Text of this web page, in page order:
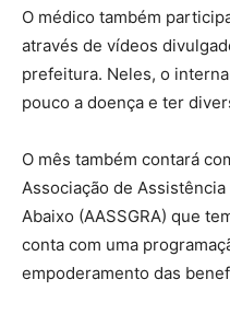
O médico também
através de vídeos
prefeitura. Neles, o
pouco a doença e ter
O mês também contará
Associação de
Abaixo (AASSGRA) que
conta com uma
empoderamento das